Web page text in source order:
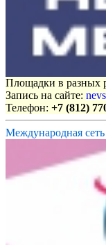
Площадки в разных
Запись на сайте:
Телефон: +7 (812)
Международная